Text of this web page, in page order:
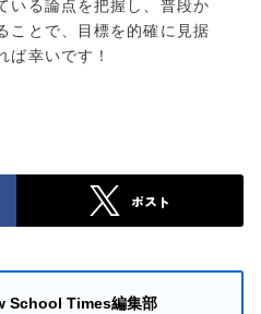
る論点を把握し、普段か
ことで、目標を的確に見据
ば幸いです！
ポスト
School Times編集部